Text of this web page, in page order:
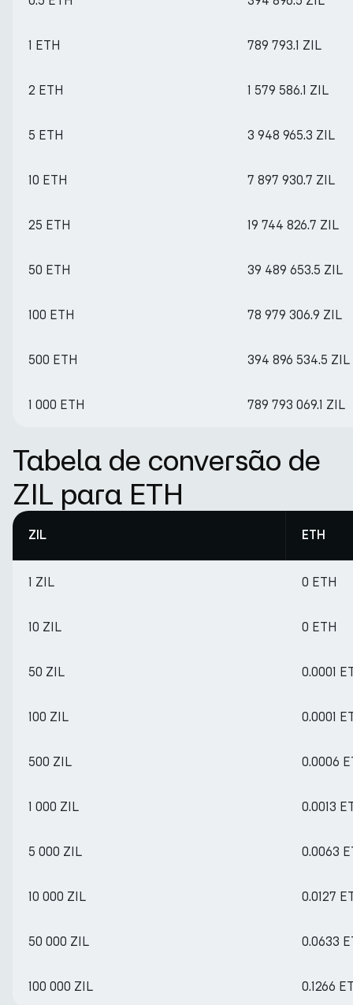
1 ETH 789 793.1 ZIL
2 ETH 1 579 586.1 ZIL
5 ETH 3 948 965.3 ZIL
10 ETH 7 897 930.7 ZIL
25 ETH 19 744 826.7 ZIL
50 ETH 39 489 653.5 ZIL
100 ETH 78 979 306.9 ZIL
500 ETH 394 896 534.5 ZIL
1 000 ETH 789 793 069.1 ZIL
Tabela de conversão de
ZIL para ETH
ZIL ETH
1 ZIL 0 ETH
10 ZIL 0 ETH
50 ZIL 0.0001
100 ZIL 0.0001
500 ZIL 0.0006
1 000 ZIL 0.0013
5 000 ZIL 0.0063
10 000 ZIL 0.0127
50 000 ZIL 0.0633
100 000 ZIL 0.1266